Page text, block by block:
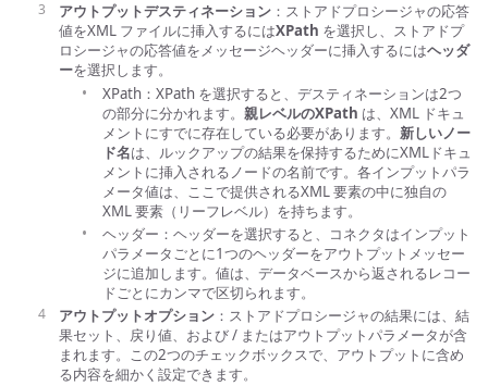
アウトプットデスティネーション ：ストアドプロシージャの応答
値をXML ファイルに挿入するにはXPath を選択し、ストアドプ
ロシージャの応答値をメッセージヘッダーに挿入するにはヘッダ
ーを選択します。
XPath：XPath を選択すると、デスティネーションは2つ
の部分に分かれます。 親レベルのXPath は、XML ドキュ
メントにすでに存在している必要があります。 新しいノー
ド名は、ルックアップの結果を保持するためにXMLドキュ
メントに挿入されるノードの名前です。各インプットパラ
メータ値は、ここで提供されるXML 要素の中に独自の
XML 要素（リーフレベル）を持ちます。
ヘッダー：ヘッダーを選択すると、コネクタはインプット
パラメータごとに1つのヘッダーをアウトプットメッセー
ジに追加します。値は、データベースから返されるレコー
ドごとにカンマで区切られます。
アウトプットオプション ：ストアドプロシージャの結果には、結
果セット、戻り値、および / またはアウトプットパラメータが含
まれます。この2つのチェックボックスで、アウトプットに含め
る内容を細かく設定できます。